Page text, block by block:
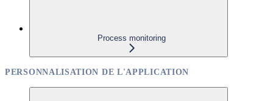
Process monitoring
PERSONNALISATION DE L'APPLICATION